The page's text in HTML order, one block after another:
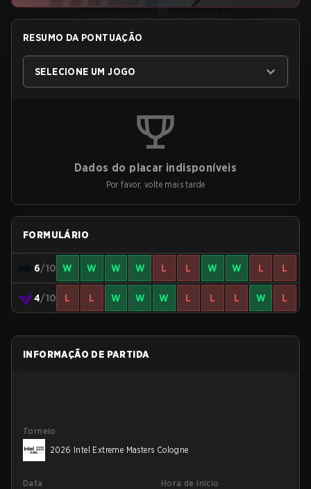
RESUMO DA PONTUAÇÃO
SELECIONE UM JOGO
Dados do placar indisponíveis
Por favor, volte mais tarde
FORMULÁRIO
6/10 W W W W L L W W L L
4/10 L L W W W L L L W L
INFORMAÇÃO DE PARTIDA
Torneio
2026 Intel Extreme Masters Cologne
Data
Hora de início